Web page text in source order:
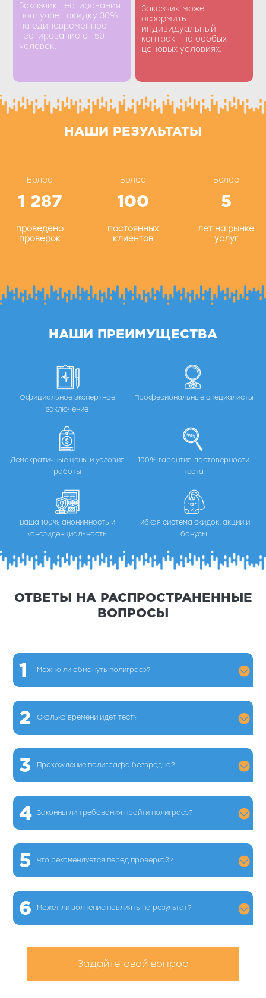
Заказчик тестирования
поллучает скидку 30%
на единовременное
тестирование от 50
человек.
Заказчик может
оформить
индивидуальный
контракт на особых
ценовых условиях.
НАШИ РЕЗУЛЬТАТЫ
Более
1 287
проведено
проверок
Более
100
постоянных
клиентов
Более
5
лет на рынке
услуг
НАШИ ПРЕИМУЩЕСТВА
Официальное экспертное
заключение
Професиональные специалисты
Демократичные цены и условия
работы
100% гарантия достоверности
теста
Ваша 100% анонимность и
конфиденциальность
Гибкая система скидок, акции и
бонусы
ОТВЕТЫ НА РАСПРОСТРАНЕННЫЕ
ВОПРОСЫ
1 Можно ли обмануть полиграф?
2 Сколько времени идет тест?
3 Прохождение полиграфа безвредно?
4 Законны ли требования пройти полиграф?
5 Что рекомендуется перед проверкой?
6 Может ли волнение повлиять на результат?
Задайте свой вопрос